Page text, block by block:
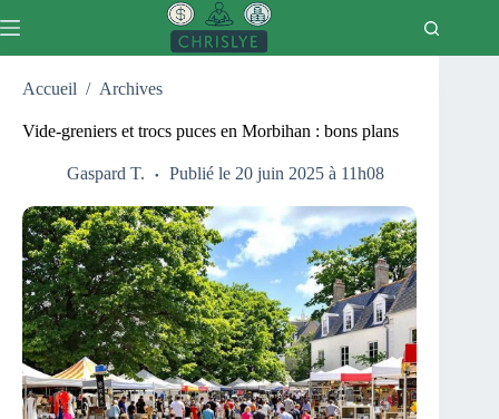
au
Accueil / Archives
Vide-greniers et trocs puces en Morbihan : bons plans
Gaspard T. Publié le 20 juin 2025 à 11h08